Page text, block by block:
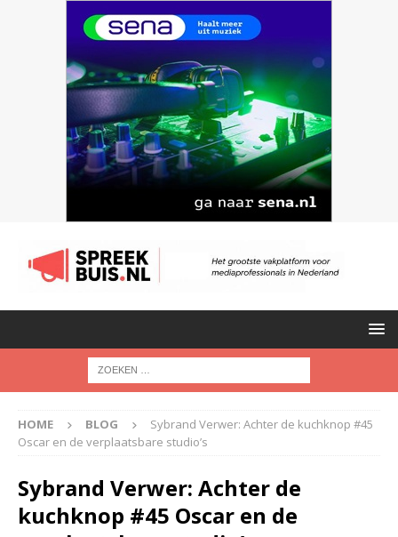
HOME BLOG
Sybrand Verwer: Achter de kuchknop #45
Oscar en de verplaatsbare studio’s
Sybrand Verwer: Achter de
kuchknop #45 Oscar en de